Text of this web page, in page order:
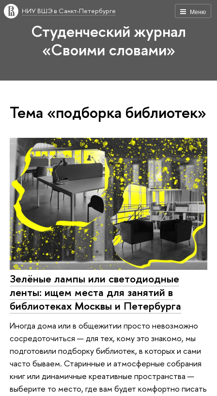
Меню
НИУ ВШЭ в Санкт-Петербурге
Студенческий журнал
«Своими словами»
Тема «подборка библиотек»
Зелёные лампы или светодиодные
ленты: ищем места для занятий в
библиотеках Москвы и Петербурга
Иногда дома или в общежитии просто невозможно
сосредоточиться — для тех, кому это знакомо, мы
подготовили подборку библиотек, в которых и сами
часто бываем. Старинные и атмосферные собрания
книг или динамичные креативные пространства —
выберите то место, где вам будет комфортно писать